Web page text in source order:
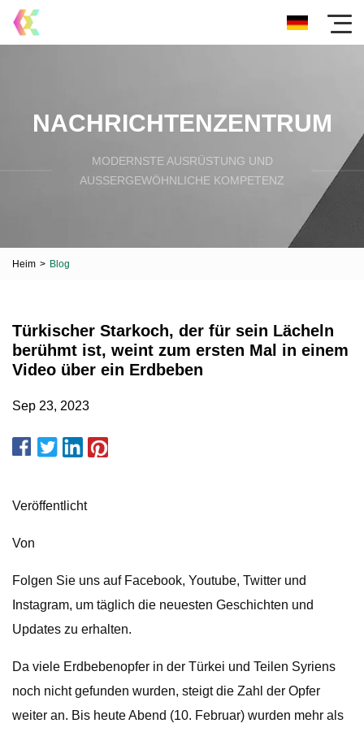
NACHRICHTENZENTRUM
MODERNSTE AUSRÜSTUNG UND
AUSSERGEWÖHNLICHE KOMPETENZ
Heim > Blog
Türkischer Starkoch, der für sein Lächeln
berühmt ist, weint zum ersten Mal in einem
Video über ein Erdbeben
Sep 23, 2023
Veröffentlicht
Von
Folgen Sie uns auf Facebook, Youtube, Twitter und
Instagram, um täglich die neuesten Geschichten und
Updates zu erhalten.
Da viele Erdbebenopfer in der Türkei und Teilen Syriens
noch nicht gefunden wurden, steigt die Zahl der Opfer
weiter an. Bis heute Abend (10. Februar) wurden mehr als